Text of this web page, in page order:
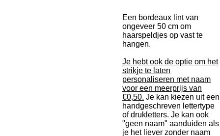
Een bordeaux lint van
ongeveer 50 cm om
haarspeldjes op vast te
hangen.
Je hebt ook de optie om het
strikje te laten
personaliseren met naam
voor een meerprijs van
€0,50. Je kan kiezen uit een
handgeschreven lettertype
of drukletters. Je kan ook
"geen naam" aanduiden als
je het liever zonder naam